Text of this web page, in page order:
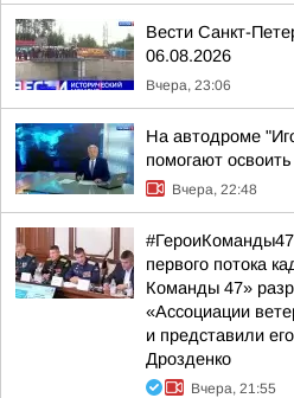
Вести Санкт-
06.08.2026
Вчера, 23:06
На автодроме
помогают освоить
Вчера, 22:48
первого потока
Команды 47»
«Ассоциации
и представили
Дрозденко
Вчера, 21:55